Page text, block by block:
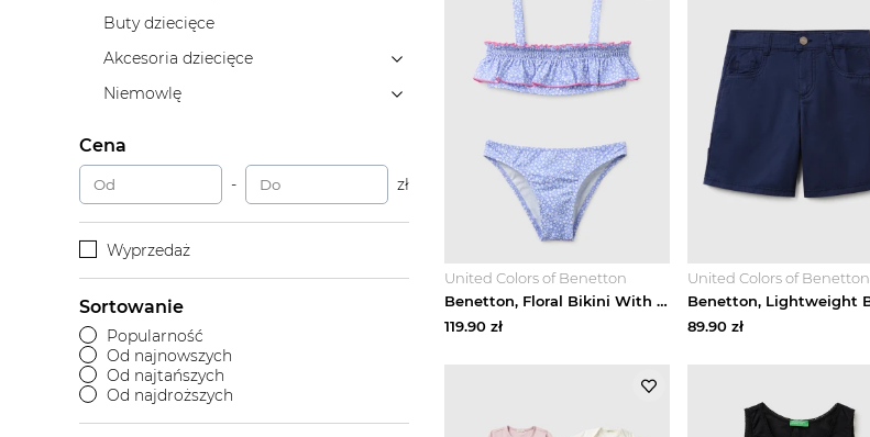
Buty dziecięce
Akcesoria dziecięce
Niemowlę
Cena
- zł
Wyprzedaż
Sortowanie
Popularność
Od najnowszych
Od najtańszych
Od najdroższych
United Colors of Benetton
Benetton, Floral Bikini With Ruffle, Lavender, Kids United Colors Of Benetton
119.90 zł
United Colors of Benetton
89.90 zł